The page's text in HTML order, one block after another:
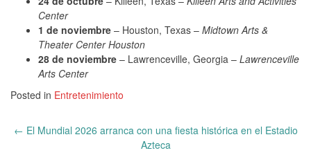
Center
1 de noviembre – Houston, Texas – Midtown Arts &
Theater Center Houston
28 de noviembre – Lawrenceville, Georgia – Lawrenceville
Arts Center
Posted in Entretenimiento
Post
← El Mundial 2026 arranca con una fiesta histórica en el Estadio
Azteca